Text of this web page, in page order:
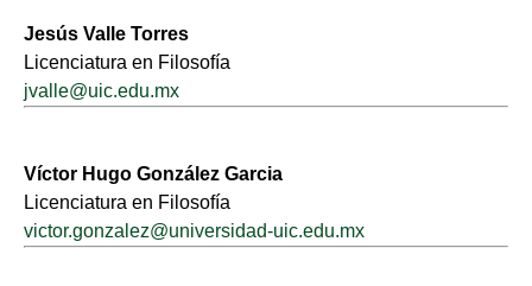
Jesús Valle Torres
Licenciatura en Filosofía
jvalle@uic.edu.mx
Víctor Hugo González Garcia
Licenciatura en Filosofía
victor.gonzalez@universidad-uic.edu.mx